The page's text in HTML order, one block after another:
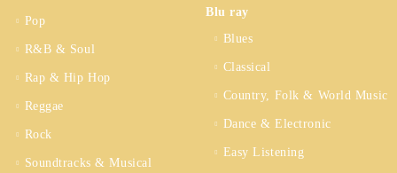
Pop
R&B & Soul
Rap & Hip Hop
Reggae
Rock
Soundtracks & Musical
Blu ray
Blues
Classical
Country, Folk & World Music
Dance & Electronic
Easy Listening